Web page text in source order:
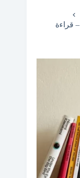
أفضل الكتب والروايات الصادرة في 2025 – قراءة